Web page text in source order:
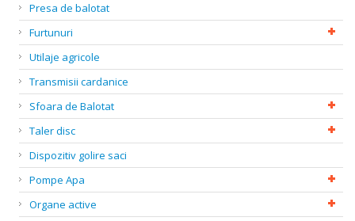
Presa de balotat
Furtunuri
Utilaje agricole
Transmisii cardanice
Sfoara de Balotat
Taler disc
Dispozitiv golire saci
Pompe Apa
Organe active